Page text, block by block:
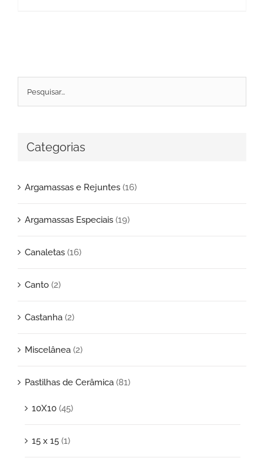
Categorias
Argamassas e Rejuntes (16)
Argamassas Especiais (19)
Canaletas (16)
Canto (2)
Castanha (2)
Miscelânea (2)
Pastilhas de Cerâmica (81)
10X10 (45)
15 x 15 (1)